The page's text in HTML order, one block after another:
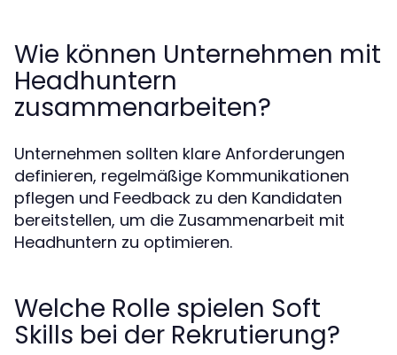
Wie können Unternehmen mit
Headhuntern
zusammenarbeiten?
Unternehmen sollten klare Anforderungen
definieren, regelmäßige Kommunikationen
pflegen und Feedback zu den Kandidaten
bereitstellen, um die Zusammenarbeit mit
Headhuntern zu optimieren.
Welche Rolle spielen Soft
Skills bei der Rekrutierung?